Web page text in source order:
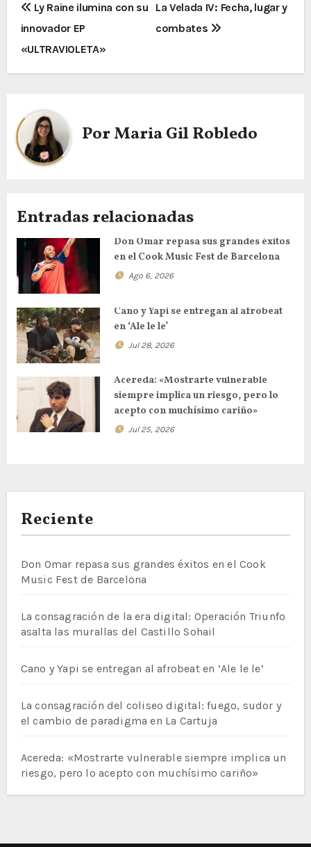
Ly Raine ilumina con su
innovador EP
«ULTRAVIOLETA»
La Velada IV: Fecha, lugar y
combates
PorMaria Gil Robledo
Entradas relacionadas
Don Omar repasa sus grandes éxitos
en el Cook Music Fest de Barcelona
Ago 6, 2026
Cano y Yapi se entregan al afrobeat
en ‘Ale le le’
Jul 28, 2026
Acereda: «Mostrarte vulnerable
siempre implica un riesgo, pero lo
acepto con muchísimo cariño»
Jul 25, 2026
Reciente
Don Omar repasa sus grandes éxitos en el Cook
Music Fest de Barcelona
La consagración de la era digital: Operación Triunfo
asalta las murallas del Castillo Sohail
Cano y Yapi se entregan al afrobeat en ‘Ale le le’
La consagración del coliseo digital: fuego, sudor y
el cambio de paradigma en La Cartuja
Acereda: «Mostrarte vulnerable siempre implica un
riesgo, pero lo acepto con muchísimo cariño»